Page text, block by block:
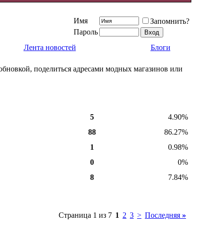
Имя
Запомнить?
Пароль
Лента новостей
Блоги
поделиться адресами модных магазинов или
5
4.90%
88
86.27%
1
0.98%
0
0%
8
7.84%
Страница 1 из 7 1 2 3 > Последняя »